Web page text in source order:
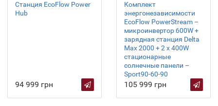
Станция EcoFlow Power
Hub
94 999 грн
Комплект
энергонезависимости
EcoFlow PowerStream –
микроинвертор 600W +
зарядная станция Delta
Max 2000 + 2 x 400W
стационарные
солнечные панели –
Sport90-60-90
105 999 грн